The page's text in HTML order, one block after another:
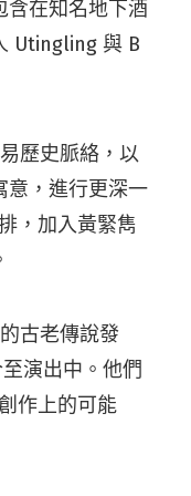
含在知名地下酒
Utingling 與 B
歷史脈絡，以
意，進行更深一
，加入黃緊雋
古老傳說發
演出中。他們
作上的可能